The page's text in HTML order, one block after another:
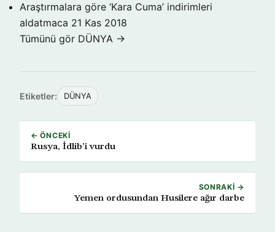
Araştırmalara göre ‘Kara Cuma’ indirimleri
aldatmaca 21 Kas 2018
Tümünü gör DÜNYA →
Etiketler: DÜNYA
← ÖNCEKI
Rusya, İdlib’i vurdu
SONRAKI →
Yemen ordusundan Husilere ağır darbe